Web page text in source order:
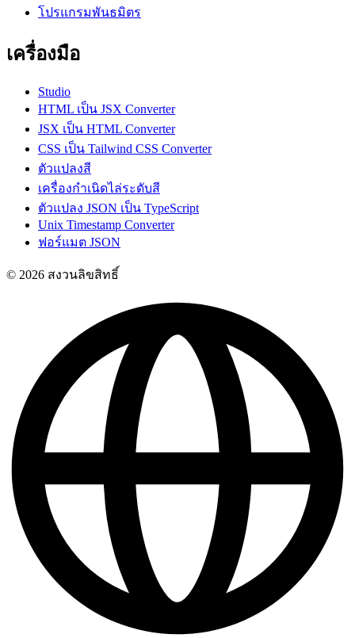
โปรแกรมพันธมิตร
เครื่องมือ
Studio
HTML เป็น JSX Converter
JSX เป็น HTML Converter
CSS เป็น Tailwind CSS Converter
ตัวแปลงสี
เครื่องกำเนิดไล่ระดับสี
ตัวแปลง JSON เป็น TypeScript
Unix Timestamp Converter
ฟอร์แมต JSON
© 2026 สงวนลิขสิทธิ์